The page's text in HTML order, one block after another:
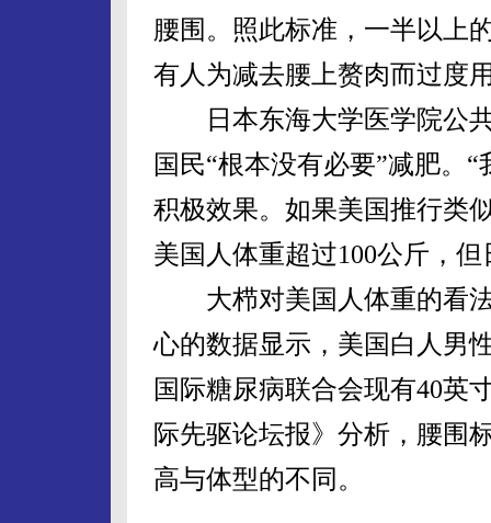
腰围。照此标准，一半以上
有人为减去腰上赘肉而过度
日本东海大学医学院公共
国民“根本没有必要”减肥。
积极效果。如果美国推行类
美国人体重超过100公斤，
大栉对美国人体重的看法
心的数据显示，美国白人男
国际糖尿病联合会现有40英
际先驱论坛报》分析，腰围
高与体型的不同。